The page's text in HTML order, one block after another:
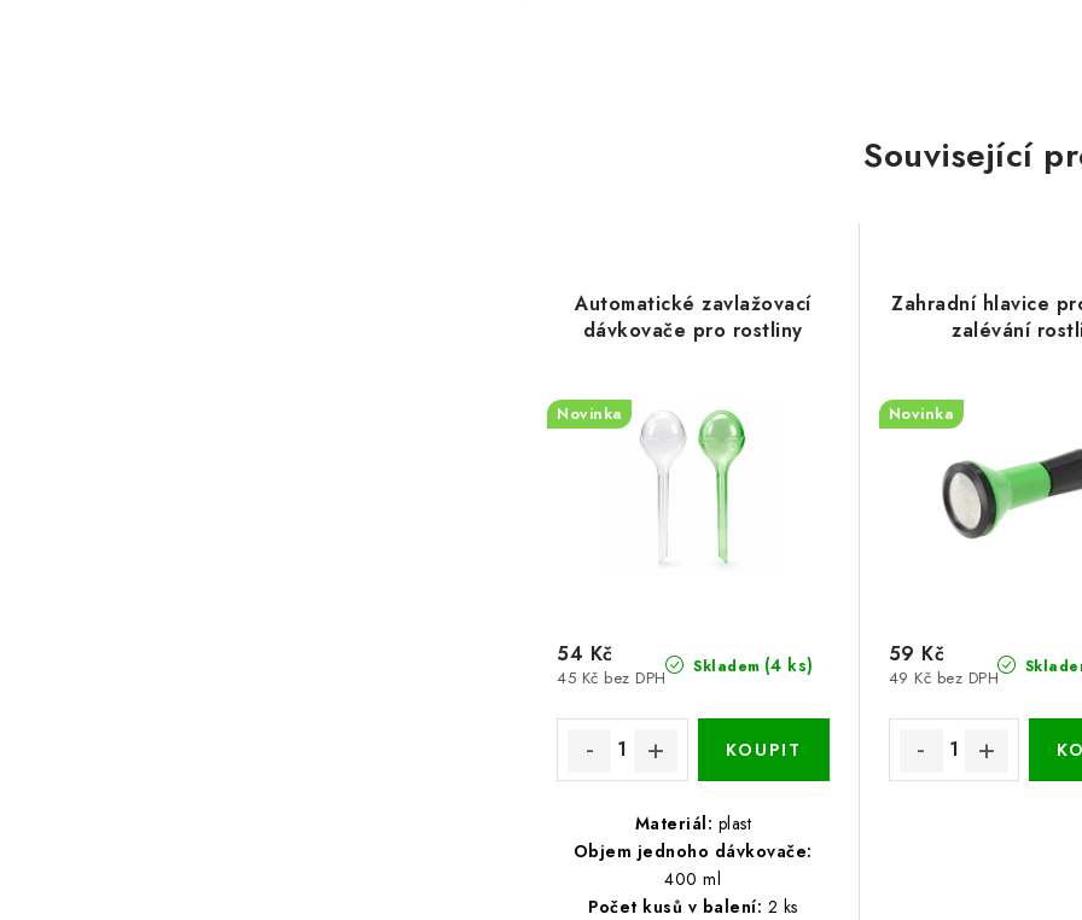
Související
Automatické zavlažovací
dávkovače pro rostliny
Novinka
Skladem (4 ks)
45 Kč bez DPH
54 Kč
Materiál: plast
Objem jednoho dávkovače:
400 ml
Počet kusů v balení: 2 ks
Zahradní hlavice
zalévání
Novinka
49 Kč bez DPH
59 Kč